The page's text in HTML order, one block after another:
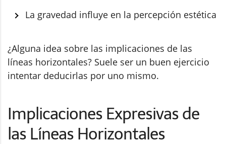
La gravedad influye en la percepción estética
¿Alguna idea sobre las implicaciones de las
líneas horizontales? Suele ser un buen ejercicio
intentar deducirlas por uno mismo.
Implicaciones Expresivas de
las Líneas Horizontales